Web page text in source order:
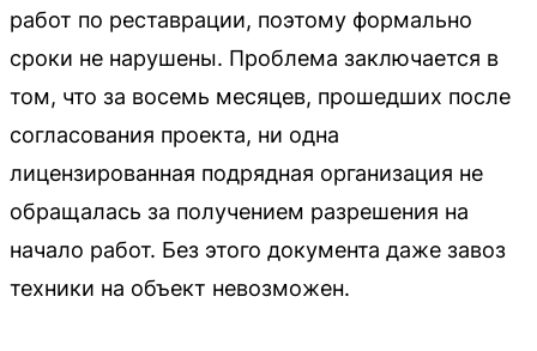
работ по реставрации, поэтому формально
сроки не нарушены. Проблема заключается в
том, что за восемь месяцев, прошедших после
согласования проекта, ни одна
лицензированная подрядная организация не
обращалась за получением разрешения на
начало работ. Без этого документа даже завоз
техники на объект невозможен.